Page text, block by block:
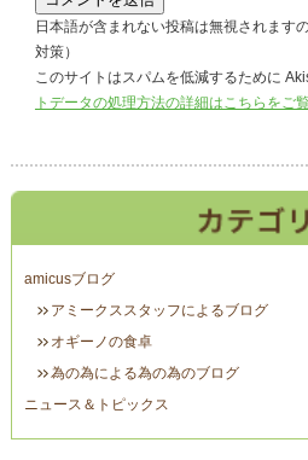
日本語が含まれない投稿は無視されます
対策）
このサイトはスパムを低減するために
トデータの処理方法の詳細はこちらをご
amicusブログ
アミークススタッフによるブログ
オギーノの食卓
為の為による為の為のブログ
ニュース＆トピックス